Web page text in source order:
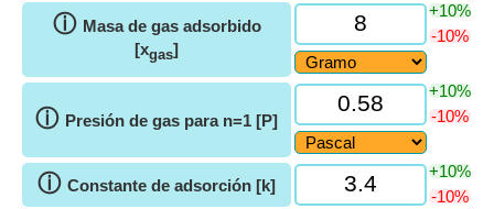
ⓘ Masa de gas adsorbido
[xgas]
+10%
-10%
ⓘ Presión de gas para n=1 [P]
+10%
-10%
ⓘ Constante de adsorción [k]
+10%
-10%